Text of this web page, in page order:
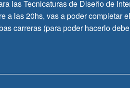
las Tecnicaturas de Diseño de
a las 20hs, vas a poder completar
carreras (para poder hacerlo